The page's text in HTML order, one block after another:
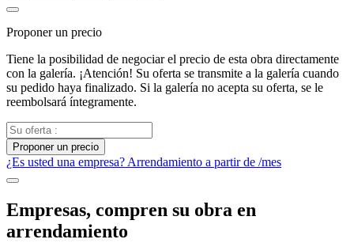
Proponer un precio
Tiene la posibilidad de negociar el precio de esta obra directamente
con la galería. ¡Atención! Su oferta se transmite a la galería cuando
su pedido haya finalizado. Si la galería no acepta su oferta, se le
reembolsará íntegramente.
Proponer un precio
¿Es usted una empresa? Arrendamiento a partir de /mes
Empresas, compren su obra en
arrendamiento